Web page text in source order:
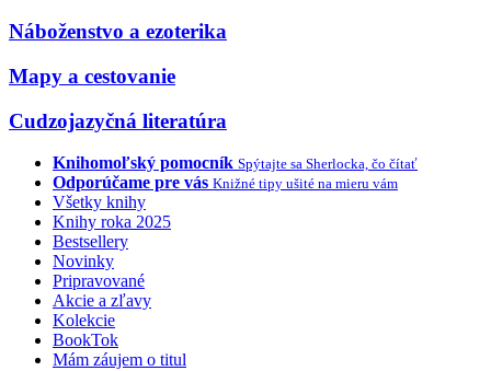
Náboženstvo a ezoterika
Mapy a cestovanie
Cudzojazyčná literatúra
Knihomoľský pomocník Spýtajte sa Sherlocka, čo čítať
Odporúčame pre vás Knižné tipy ušité na mieru vám
Všetky knihy
Knihy roka 2025
Bestsellery
Novinky
Pripravované
Akcie a zľavy
Kolekcie
BookTok
Mám záujem o titul